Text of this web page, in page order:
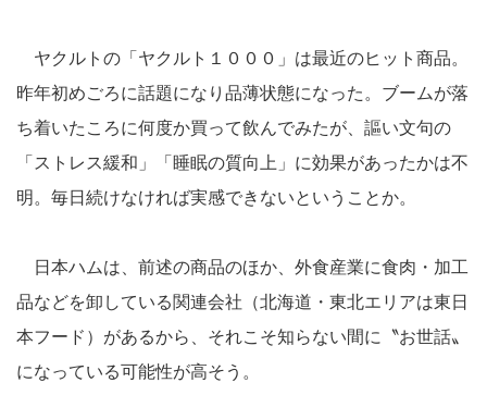
ヤクルトの「ヤクルト１０００」は最近のヒット商品。
昨年初めごろに話題になり品薄状態になった。ブームが落
ち着いたころに何度か買って飲んでみたが、謳い文句の
「ストレス緩和」「睡眠の質向上」に効果があったかは不
明。毎日続けなければ実感できないということか。
日本ハムは、前述の商品のほか、外食産業に食肉・加工
品などを卸している関連会社（北海道・東北エリアは東日
本フード）があるから、それこそ知らない間に〝お世話〟
になっている可能性が高そう。